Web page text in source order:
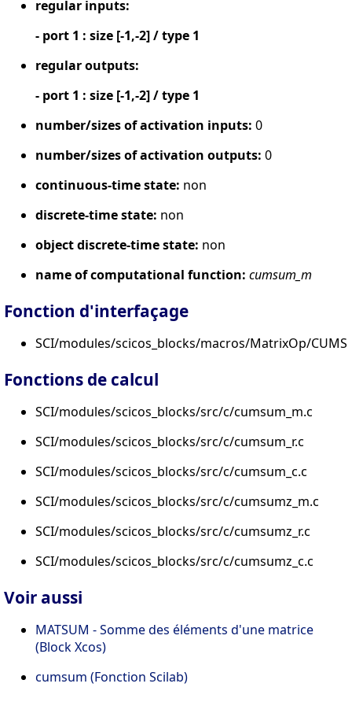
regular inputs:
- port 1 : size [-1,-2] / type 1
regular outputs:
- port 1 : size [-1,-2] / type 1
number/sizes of activation inputs: 0
number/sizes of activation outputs: 0
continuous-time state: non
discrete-time state: non
object discrete-time state: non
name of computational function: cumsum_m
Fonction d'interfaçage
SCI/modules/scicos_blocks/macros/MatrixOp/
Fonctions de calcul
SCI/modules/scicos_blocks/src/c/cumsum_m.c
SCI/modules/scicos_blocks/src/c/cumsum_r.c
SCI/modules/scicos_blocks/src/c/cumsum_c.c
SCI/modules/scicos_blocks/src/c/cumsumz_m.c
SCI/modules/scicos_blocks/src/c/cumsumz_r.c
SCI/modules/scicos_blocks/src/c/cumsumz_c.c
Voir aussi
MATSUM - Somme des éléments d'une matrice
(Block Xcos)
cumsum (Fonction Scilab)